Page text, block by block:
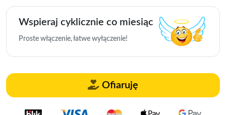
Wspieraj cyklicznie co miesiąc
Proste włączenie, łatwe wyłączenie!
Ofiaruję